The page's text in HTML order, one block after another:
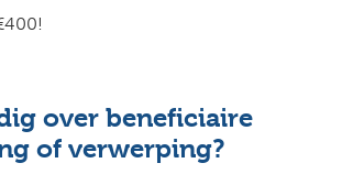
over beneficiaire
of verwerping?